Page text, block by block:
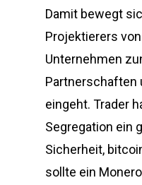
Damit bewegt
Projektierers
Unternehmen
Partnerschaften
eingeht. Trader
Segregation ein
Sicherheit,
sollte ein